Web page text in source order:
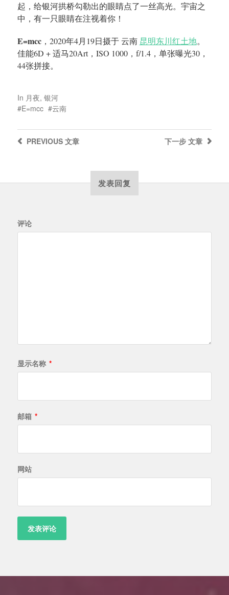
起，给银河拱桥勾勒出的眼睛点了一丝高光。宇宙之
中，有一只眼睛在注视着你！
E=mcc，2020年4月19日摄于 云南 昆明东川红土地。
佳能6D + 适马20Art，ISO 1000，f/1.4，单张曝光30，
44张拼接。
In 月夜, 银河
E=mcc
云南
下一步 文章
PREVIOUS文章
发表回复
评论
显示名称 *
邮箱 *
网站